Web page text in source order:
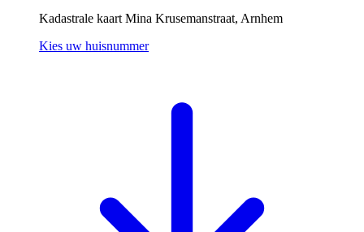
Kadastrale kaart Mina Krusemanstraat, Arnhem
Kies uw huisnummer